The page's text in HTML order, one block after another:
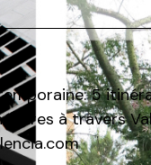
5
à travers